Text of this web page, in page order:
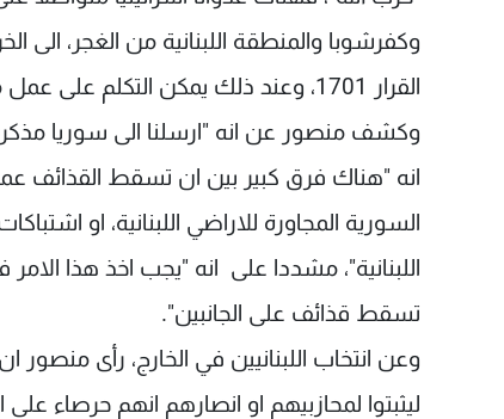
وكفرشوبا والمنطقة اللبنانية من الغجر، الى
القرار 1701، وعند ذلك يمكن التكلم على عمل متواز".
وكشف منصور عن انه "ارسلنا الى سوريا
انه "هناك فرق كبير بين ان تسقط القذائف
السورية المجاورة للاراضي اللبنانية، او
اللبنانية"، مشددا على انه "يجب اخذ هذا
تسقط قذائف على الجانبين".
وعن انتخاب اللبنانيين في الخارج، رأى
ليثبتوا لمحازبيهم او انصارهم انهم حرصاء